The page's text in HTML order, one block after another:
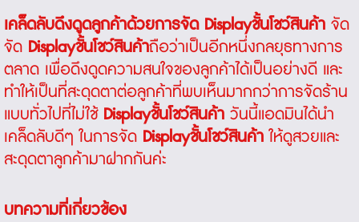
เคล็ดลับดึงดูดลูกค้าด้วยการจัด Displayชั้นโชว์สินค้า จัด
จัด Displayชั้นโชว์สินค้าถือว่าเป็นอีกหนึ่งกลยุธทางการ
ตลาด เพื่อดึงดูดความสนใจของลูกค้าได้เป็นอย่างดี และ
ทำให้เป็นที่สะดุดตาต่อลูกค้าที่พบเห็นมากกว่าการจัดร้าน
แบบทั่วไปที่ไม่ใช้ Displayชั้นโชว์สินค้าวันนี้แอดมินได้นำ
เคล็ดลับดีๆ ในการจัด Displayชั้นโชว์สินค้าให้ดูสวยและ
สะดุดตาลูกค้ามาฝากกันค่ะ
บทความที่เกี่ยวข้อง